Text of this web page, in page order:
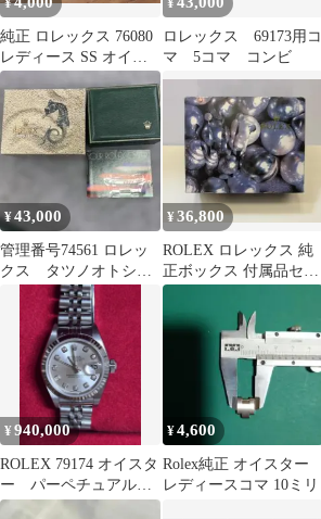
¥
純正 ロレックス 76080
レディース SS オイス
ターブレス コマ
¥
ロレックス 69173用コ
マ 5コマ コンビ
¥43,000
管理番号74561 ロレッ
クス タツノオトシ
ゴ 時計 箱
¥36,800
ROLEX ロレックス 純
正ボックス 付属品セッ
ト（箱・冊子・余りコ
マ）
¥940,000
ROLEX 79174 オイスタ
ー パーペチュアル
デイトジャスト 10P
¥4,600
Rolex純正 オイスター
レディースコマ 10ミリ